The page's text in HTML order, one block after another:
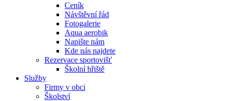
Ceník
Návštěvní řád
Fotogalerie
Aqua aerobik
Napište nám
Kde nás najdete
Rezervace sportovišť
Školní hřiště
Služby
Firmy v obci
Školství